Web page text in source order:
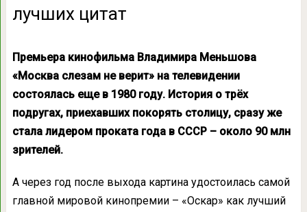
лучших цитат
Премьера кинофильма Владимира Меньшова
«Москва слезам не верит» на телевидении
состоялась еще в 1980 году. История о трёх
подругах, приехавших покорять столицу, сразу же
стала лидером проката года в СССР – около 90 млн
зрителей.
А через год после выхода картина удостоилась самой
главной мировой кинопремии – «Оскар» как лучший